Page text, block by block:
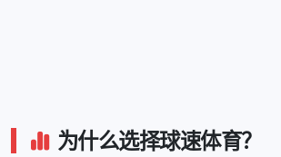
为什么选择球速体育？